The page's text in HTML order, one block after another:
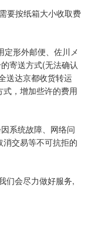
要按纸箱大小收取费
定形外邮便、佐川メ
寄送方式(无法确认
送达京都收货转运
，增加些许的费用
系统故障、网络问
消交易等不可抗拒的
们会尽力做好服务,